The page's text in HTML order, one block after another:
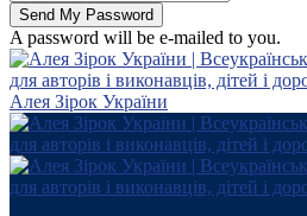
A password will be e-mailed to you.
Алея Зірок України